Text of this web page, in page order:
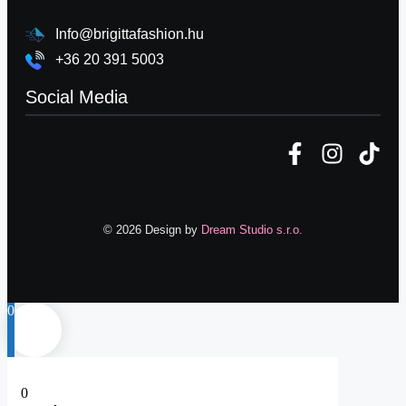
Info@brigittafashion.hu
+36 20 391 5003
Social Media
© 2026 Design by Dream Studio s.r.o.
0
0